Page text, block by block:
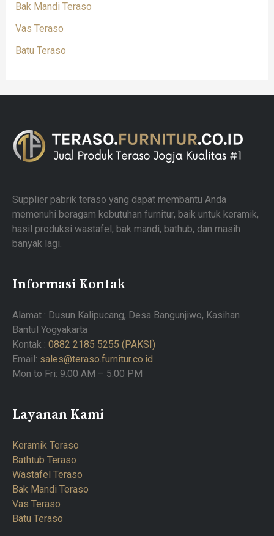
Bak Mandi Teraso
Vas Teraso
Batu Teraso
Supplier pabrik teraso yang dapat membantu Anda
memenuhi beragam kebutuhan furnitur, baik untuk keramik,
hasil produksi wastafel, bak mandi, bathub, dan masih
banyak lagi.
Informasi Kontak
Alamat : Dusun Kalipucang, Desa Bangunjiwo, Kasihan
Bantul Yogyakarta
Kontak : 0882 2185 5255 (PAKSI)
Email: sales@teraso.furnitur.co.id
Mon to Fri: 9.00 AM – 5.00 PM
Layanan Kami
Keramik Teraso
Bathtub Teraso
Wastafel Teraso
Bak Mandi Teraso
Vas Teraso
Batu Teraso